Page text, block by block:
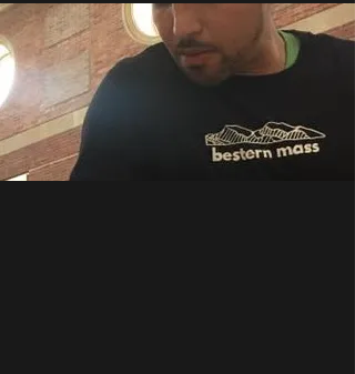
energy performances and rhythmic
songs.
Key facts about Dezey Coyotee:
    Profession: Dezey Coyotee is a
dancehall music artist.